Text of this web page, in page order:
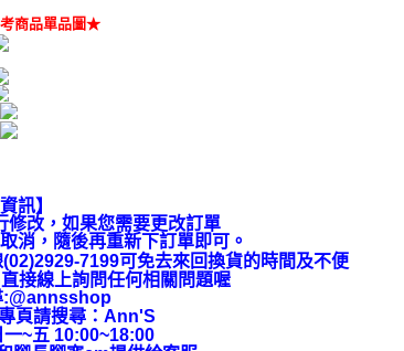
商品單品圖★
訊】
修改，如果您需要更改訂單
消，隨後再重新下訂單即可。
7199可免去來回換貨的時間及不便
接線上詢問任何相關問題喔
:@annsshop
頁請搜尋：Ann'S
~五 10:00~18:00